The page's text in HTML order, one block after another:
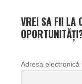
VREI SA FII LA
Adresa electronică